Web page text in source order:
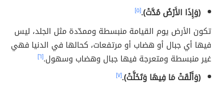
(وَإِذَا الأَرْضُ مُدَّتْ).[٥]
تكون الأرض يوم القيامة منبسطة وممدّدة مثل الجلد، ليس
فيها أي جبال أو هضاب أو مرتفعات، كحالها في الدنيا فهي
غير منبسطة ومتعرجة فيها جبال وهضاب وسهول.[٦]
(وَأَلْقَتْ مَا فِيهَا وَتَخَلَّتْ).[٧]